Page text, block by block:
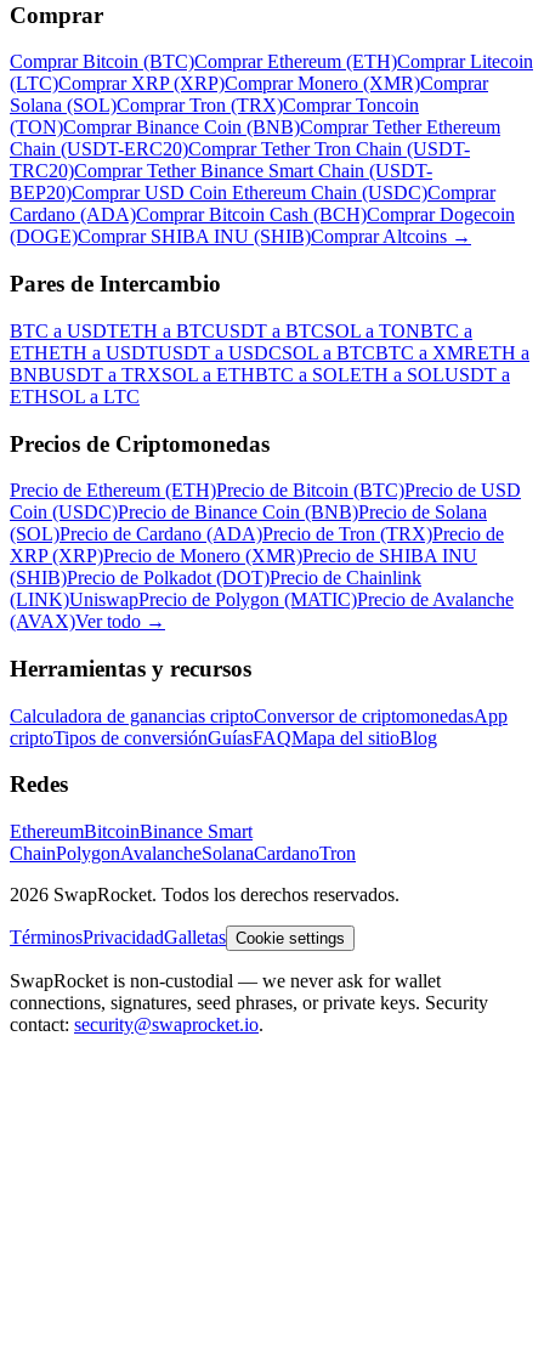
Comprar
Comprar Bitcoin (BTC)Comprar Ethereum (ETH)Comprar Litecoin
(LTC)Comprar XRP (XRP)Comprar Monero (XMR)Comprar
Solana (SOL)Comprar Tron (TRX)Comprar Toncoin
(TON)Comprar Binance Coin (BNB)Comprar Tether Ethereum
Chain (USDT-ERC20)Comprar Tether Tron Chain (USDT-
TRC20)Comprar Tether Binance Smart Chain (USDT-
BEP20)Comprar USD Coin Ethereum Chain (USDC)Comprar
Cardano (ADA)Comprar Bitcoin Cash (BCH)Comprar Dogecoin
(DOGE)Comprar SHIBA INU (SHIB)Comprar Altcoins →
Pares de Intercambio
BTC a USDTETH a BTCUSDT a BTCSOL a TONBTC a
ETHETH a USDTUSDT a USDCSOL a BTCBTC a XMRETH a
BNBUSDT a TRXSOL a ETHBTC a SOLETH a SOLUSDT a
ETHSOL a LTC
Precios de Criptomonedas
Precio de Ethereum (ETH)Precio de Bitcoin (BTC)Precio de USD
Coin (USDC)Precio de Binance Coin (BNB)Precio de Solana
(SOL)Precio de Cardano (ADA)Precio de Tron (TRX)Precio de
XRP (XRP)Precio de Monero (XMR)Precio de SHIBA INU
(SHIB)Precio de Polkadot (DOT)Precio de Chainlink
(LINK)UniswapPrecio de Polygon (MATIC)Precio de Avalanche
(AVAX)Ver todo →
Herramientas y recursos
Calculadora de ganancias criptoConversor de criptomonedasApp
criptoTipos de conversiónGuíasFAQMapa del sitioBlog
Redes
EthereumBitcoinBinance Smart
ChainPolygonAvalancheSolanaCardanoTron
2026 SwapRocket. Todos los derechos reservados.
TérminosPrivacidadGalletas Cookie settings
SwapRocket is non-custodial — we never ask for wallet
connections, signatures, seed phrases, or private keys. Security
contact: security@swaprocket.io.